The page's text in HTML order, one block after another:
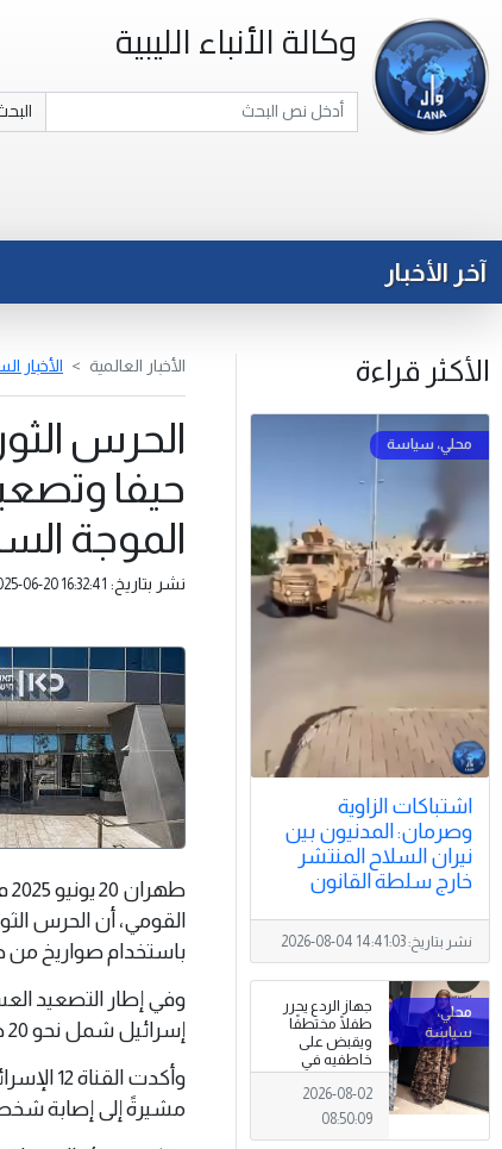
وكالة الأنباء الليبية
آخر الأخبار
الأكثر قراءة
اشتباكات الزاوية
وصرمان: المدنيون بين
نيران السلاح المنتشر
خارج سلطة القانون
نشر بتاريخ:2026-08-04 14:41:03
جهاز الردع يحرر
طفلًا مختطفًا
ويقبض على
خاطفيه في
طرابلس
2026-08-02
08:50:09
الأخبار العالمية الأخبار
الحرس
حيفا
الموجة
نشر بتاريخ: 06-20 16:32:41
باستخدام صواريخ من طراز (سجيل – 3) ،
إسرائيل شمل نحو 20 صاروخًا، أُطلقت باتجاه مناطق متعددة داخل الأراضي المحتلة.
وأكدت
مشيرةً إلى إصابة